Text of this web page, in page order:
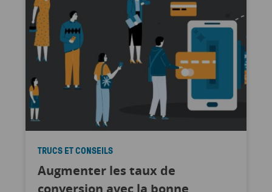
TRUCS ET CONSEILS
Augmenter les taux de